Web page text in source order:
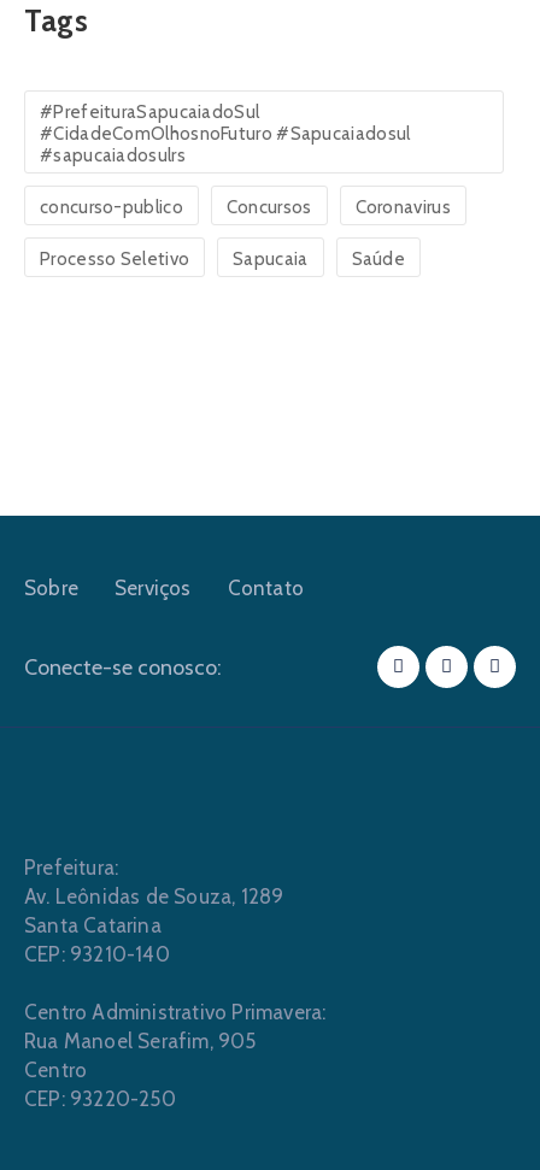
Tags
#PrefeituraSapucaiadoSul
#CidadeComOlhosnoFuturo #Sapucaiadosul
#sapucaiadosulrs
concurso-publico Concursos Coronavirus
Processo Seletivo Sapucaia Saúde
Sobre Serviços Contato
Conecte-se conosco:
Prefeitura:
Av. Leônidas de Souza, 1289
Santa Catarina
CEP: 93210-140
Centro Administrativo Primavera:
Rua Manoel Serafim, 905
Centro
CEP: 93220-250